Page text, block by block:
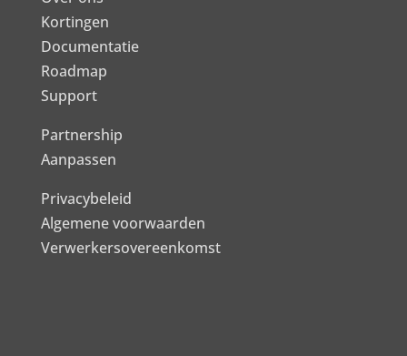
Kortingen
Documentatie
Roadmap
Support
Partnership
Aanpassen
Privacybeleid
Algemene voorwaarden
Verwerkersovereenkomst